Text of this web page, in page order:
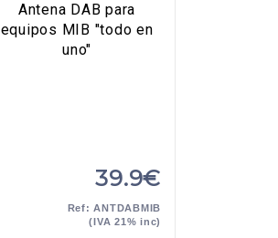
Antena DAB para
equipos MIB "todo en
uno"
39.9€
Ref: ANTDABMIB
(IVA 21% inc)